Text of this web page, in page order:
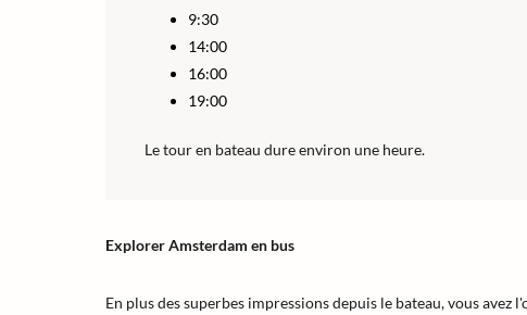
9:30
14:00
16:00
19:00
Le tour en bateau dure environ une heure.
Explorer Amsterdam en bus
En plus des superbes impressions depuis le bateau, vous